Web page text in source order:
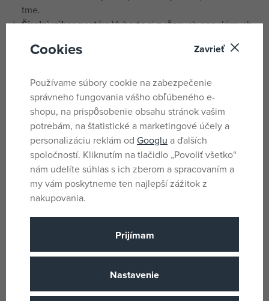
tme.
Široký výber postáv:Vyberte si z rôznych populárnych
a ďalších.
že prívesok nebude zbytočne zaťažovať vaše kľúče
alebo tašku.
Dlhá životnosť batérie:LED svetlo je energeticky
úsporné, čo zaisťuje dlhú životnosť batérie.
Ideálny darček:Perfektný pre všetky vekové kategórie
a všetkých fanúšikov LEGO.
Materiál:Vysoko kvalitný plast
Rozmery:Približne 10 cm (výška minifigúrky)
Vymeniteľná batéria 2x CR2025 (súčasť
Odporúčaný vek:6+
Cookies Zavrieť
Používame súbory cookie na zabezpečenie
správneho fungovania vášho obľúbeného e-
shopu, na prispôsobenie obsahu stránok vašim
potrebám, na štatistické a marketingové účely a
personalizáciu reklám od Googlu a ďalších
spoločností. Kliknutím na tlačidlo „Povoliť všetko“
nám udelíte súhlas s ich zberom a spracovaním a
my vám poskytneme ten najlepší zážitok z
nakupovania.
Prijímam
Nastavenie